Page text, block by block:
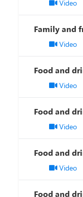
Video
Family and
Video
Food and
Video
Food and
Video
Food and
Video
Food and